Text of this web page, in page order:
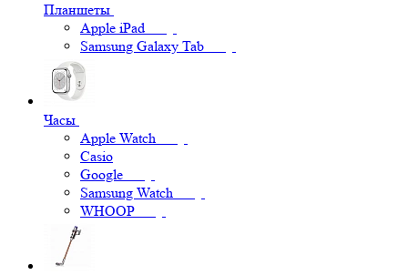
Планшеты
Apple iPad
Samsung Galaxy Tab
Часы
Apple Watch
Casio
Google
Samsung Watch
WHOOP